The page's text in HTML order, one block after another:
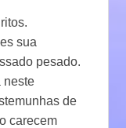
sua
pesado.
neste
de
carecem